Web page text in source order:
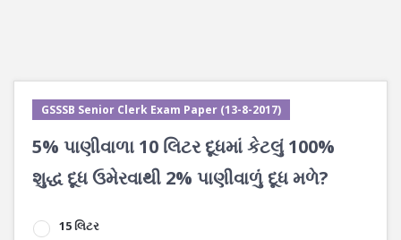
GSSSB Senior Clerk Exam Paper (13-8-2017)
5% પાણીવાળા 10 લિટર દૂધમાં કેટલું 100%
શુદ્ધ દૂધ ઉમેરવાથી 2% પાણીવાળું દૂધ મળે?
15 લિટર